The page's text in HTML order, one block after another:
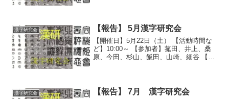
にも皆さ...
漢字研究会 【報告】 5月漢字研究会
【開催日】5月22日（土） 【活動時間な
ど】10:00～ 【参加者】菰田、井上、桑
原、今田、杉山、飯田、山崎、細谷 【活
弱点をみ...
漢字研究会 【報告】 7月 漢字研究会